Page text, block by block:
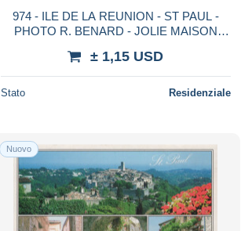
974 - ILE DE LA REUNION - ST PAUL -
PHOTO R. BENARD - JOLIE MAISON
± 1,15 USD
Stato Residenziale
Nuovo